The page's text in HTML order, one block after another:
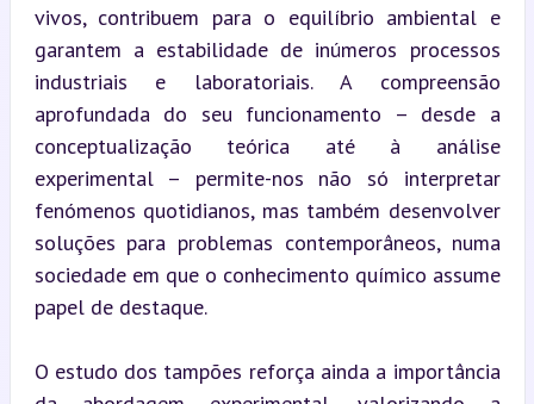
vivos, contribuem para o equilíbrio ambiental e
garantem a estabilidade de inúmeros processos
industriais e laboratoriais. A compreensão
aprofundada do seu funcionamento – desde a
conceptualização teórica até à análise
experimental – permite-nos não só interpretar
fenómenos quotidianos, mas também desenvolver
soluções para problemas contemporâneos, numa
sociedade em que o conhecimento químico assume
papel de destaque.
O estudo dos tampões reforça ainda a importância